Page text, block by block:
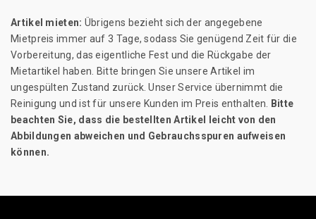
Artikel mieten: Übrigens bezieht sich der angegebene
Mietpreis immer auf 3 Tage, sodass Sie genügend Zeit für die
Vorbereitung, das eigentliche Fest und die Rückgabe der
Mietartikel haben. Bitte bringen Sie unsere Artikel im
ungespülten Zustand zurück. Unser Service übernimmt die
Reinigung und ist für unsere Kunden im Preis enthalten.
Bitte
beachten Sie, dass die bestellten Artikel leicht von den
Abbildungen abweichen und Gebrauchsspuren aufweisen
können.